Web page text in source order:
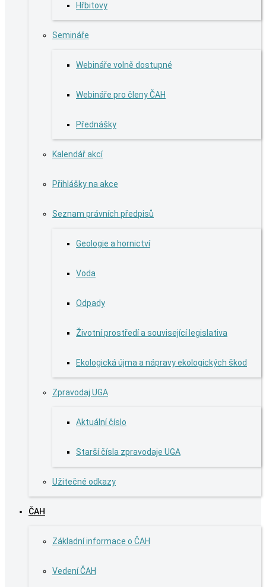
Hřbitovy
Semináře
Webináře volně dostupné
Webináře pro členy ČAH
Přednášky
Kalendář akcí
Přihlášky na akce
Seznam právních předpisů
Geologie a hornictví
Voda
Odpady
Životní prostředí a související legislativa
Ekologická újma a nápravy ekologických škod
Zpravodaj UGA
Aktuální číslo
Starší čísla zpravodaje UGA
Užitečné odkazy
ČAH
Základní informace o ČAH
Vedení ČAH